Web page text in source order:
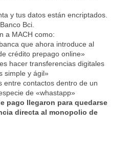
y tus datos están encriptados.
Bci.
a MACH como:
que ahora introduce al
crédito prepago online»
hacer transferencias digitales
simple y ágil»
entre contactos dentro de un
de «whastapp»
pago llegaron para quedarse
directa al monopolio de